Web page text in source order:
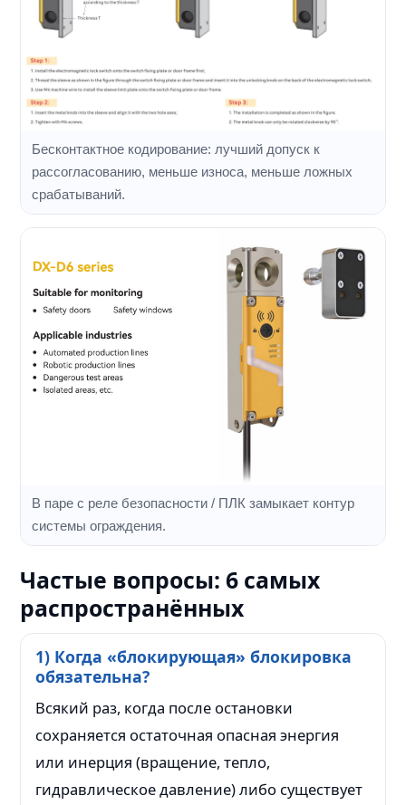
Бесконтактное кодирование: лучший допуск к
рассогласованию, меньше износа, меньше ложных
срабатываний.
В паре с реле безопасности / ПЛК замыкает контур
системы ограждения.
Частые вопросы: 6 самых
распространённых
1) Когда «блокирующая» блокировка
обязательна?
Всякий раз, когда после остановки
сохраняется остаточная опасная энергия
или инерция (вращение, тепло,
гидравлическое давление) либо существует